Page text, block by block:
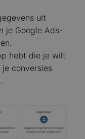
uit
je Google Ads-
hebt die je wilt
conversies